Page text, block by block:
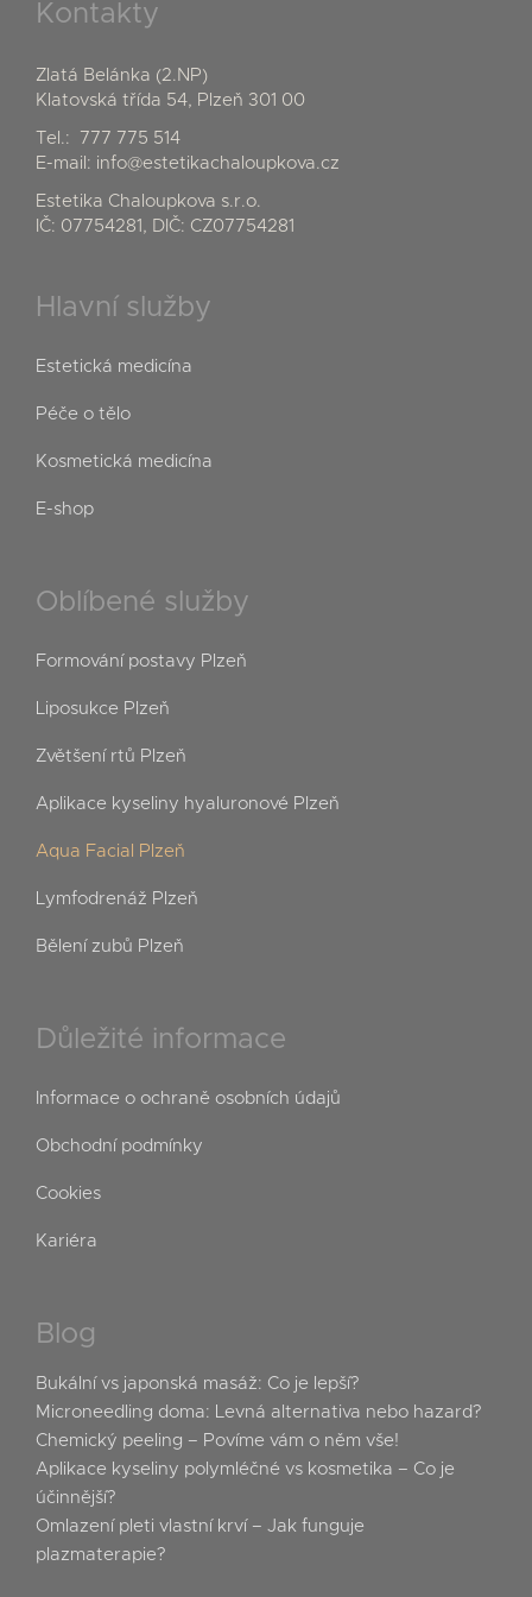
Kontakty
Zlatá Belánka (2.NP)
Klatovská třída 54, Plzeň 301 00
Tel.:
777 775 514
E-mail: info@estetikachaloupkova.cz
Estetika Chaloupkova s.r.o.
IČ: 07754281, DIČ: CZ07754281
Hlavní služby
Estetická medicína
Péče o tělo
Kosmetická medicína
E-shop
Oblíbené služby
Formování postavy Plzeň
Liposukce Plzeň
Zvětšení rtů Plzeň
Aplikace kyseliny hyaluronové Plzeň
Aqua Facial Plzeň
Lymfodrenáž Plzeň
Bělení zubů Plzeň
Důležité informace
Informace o ochraně osobních údajů
Obchodní podmínky
Cookies
Kariéra
Blog
Bukální vs japonská masáž: Co je lepší?
Microneedling doma: Levná alternativa nebo hazard?
Chemický peeling – Povíme vám o něm vše!
Aplikace kyseliny polymléčné vs kosmetika – Co je
účinnější?
Omlazení pleti vlastní krví – Jak funguje
plazmaterapie?